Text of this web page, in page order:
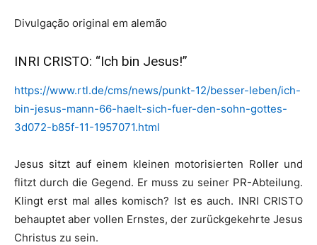
Divulgação original em alemão
INRI CRISTO: “Ich bin Jesus!”
https://www.rtl.de/cms/news/punkt-12/besser-leben/ich-
bin-jesus-mann-66-haelt-sich-fuer-den-sohn-gottes-
3d072-b85f-11-1957071.html
Jesus sitzt auf einem kleinen motorisierten Roller und
flitzt durch die Gegend. Er muss zu seiner PR-Abteilung.
Klingt erst mal alles komisch? Ist es auch. INRI CRISTO
behauptet aber vollen Ernstes, der zurückgekehrte Jesus
Christus zu sein.